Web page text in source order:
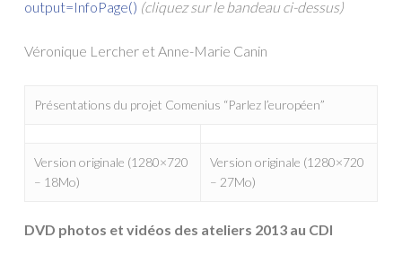
output=InfoPage() (cliquez sur le bandeau ci-dessus)
Véronique Lercher et Anne-Marie Canin
Présentations du projet Comenius “Parlez l’européen”
Version originale (1280×720
– 18Mo)
Version originale (1280×720
– 27Mo)
DVD photos et vidéos des ateliers 2013 au CDI